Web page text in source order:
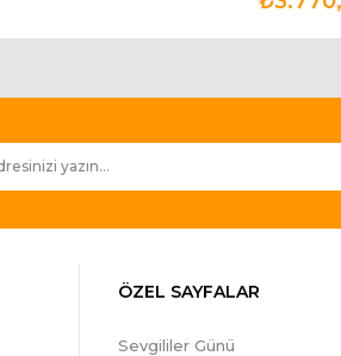
ÖZEL SAYFALAR
Sevgililer Günü